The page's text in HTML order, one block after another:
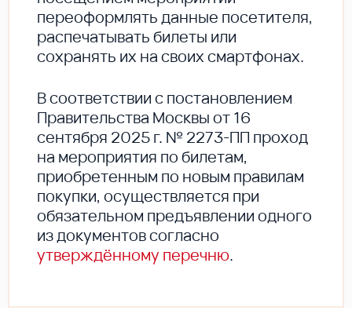
переоформлять данные посетителя,
распечатывать билеты или
сохранять их на своих смартфонах.
В соответствии с постановлением
Правительства Москвы от 16
сентября 2025 г. № 2273-ПП проход
на мероприятия по билетам,
приобретенным по новым правилам
покупки, осуществляется при
обязательном предъявлении одного
из документов согласно
утверждённому перечню.